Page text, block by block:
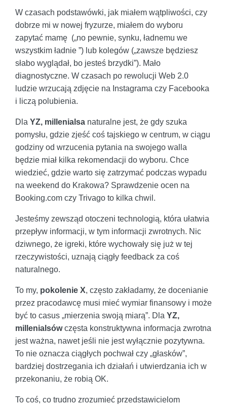
W czasach podstawówki, jak miałem wątpliwości, czy
dobrze mi w nowej fryzurze, miałem do wyboru
zapytać mamę („no pewnie, synku, ładnemu we
wszystkim ładnie ”) lub kolegów („zawsze będziesz
słabo wyglądał, bo jesteś brzydki”). Mało
diagnostyczne. W czasach po rewolucji Web 2.0
ludzie wrzucają zdjęcie na Instagrama czy Facebooka
i liczą polubienia.
Dla YZ, millenialsa naturalne jest, że gdy szuka
pomysłu, gdzie zjeść coś tajskiego w centrum, w ciągu
godziny od wrzucenia pytania na swojego walla
będzie miał kilka rekomendacji do wyboru. Chce
wiedzieć, gdzie warto się zatrzymać podczas wypadu
na weekend do Krakowa? Sprawdzenie ocen na
Booking.com czy Trivago to kilka chwil.
Jesteśmy zewsząd otoczeni technologią, która ułatwia
przepływ informacji, w tym informacji zwrotnych. Nic
dziwnego, że igreki, które wychowały się już w tej
rzeczywistości, uznają ciągły feedback za coś
naturalnego.
To my, pokolenie X, często zakładamy, że docenianie
przez pracodawcę musi mieć wymiar finansowy i może
być to casus „mierzenia swoją miarą”. Dla YZ,
millenialsówczęsta konstruktywna informacja zwrotna
jest ważna, nawet jeśli nie jest wyłącznie pozytywna.
To nie oznacza ciągłych pochwał czy „głasków”,
bardziej dostrzegania ich działań i utwierdzania ich w
przekonaniu, że robią OK.
To coś, co trudno zrozumieć przedstawicielom